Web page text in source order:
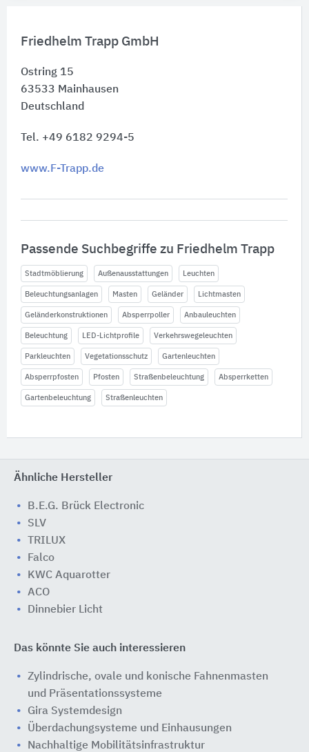
Friedhelm Trapp GmbH
Ostring 15
63533 Mainhausen
Deutschland
Tel. +49 6182 9294-5
www.F-Trapp.de
Passende Suchbegriffe zu Friedhelm Trapp
Stadtmöblierung Außenausstattungen Leuchten
Beleuchtungsanlagen Masten Geländer Lichtmasten
Geländerkonstruktionen Absperrpoller Anbauleuchten
Beleuchtung LED-Lichtprofile Verkehrswegeleuchten
Parkleuchten Vegetationsschutz Gartenleuchten
Absperrpfosten Pfosten Straßenbeleuchtung Absperrketten
Gartenbeleuchtung Straßenleuchten
Ähnliche Hersteller
B.E.G. Brück Electronic
SLV
TRILUX
Falco
KWC Aquarotter
ACO
Dinnebier Licht
Das könnte Sie auch interessieren
Zylindrische, ovale und konische Fahnenmasten
und Präsentationssysteme
Gira Systemdesign
Überdachungsysteme und Einhausungen
Nachhaltige Mobilitätsinfrastruktur